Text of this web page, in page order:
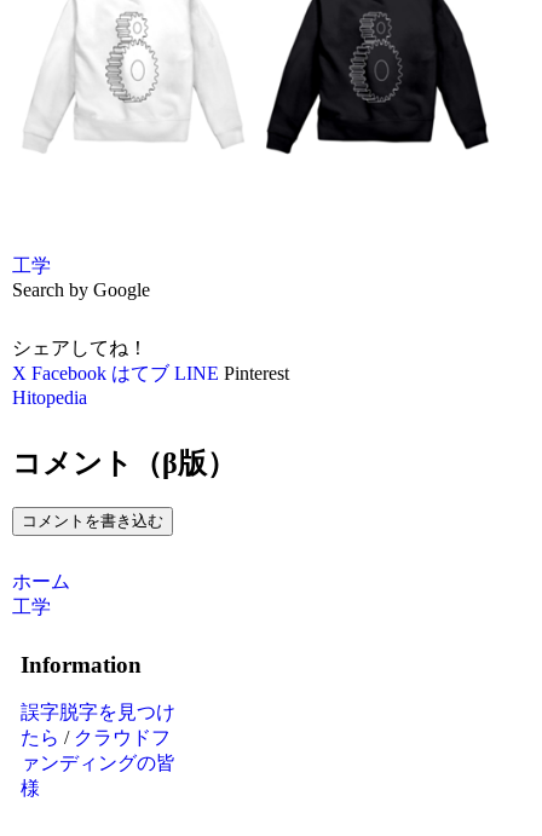
工学
Search by Google
シェアしてね！
X Facebook はてブ LINE Pinterest
Hitopedia
コメント（β版）
コメントを書き込む
ホーム
工学
Information
誤字脱字を見つけ
たら / クラウドフ
ァンディングの皆
様